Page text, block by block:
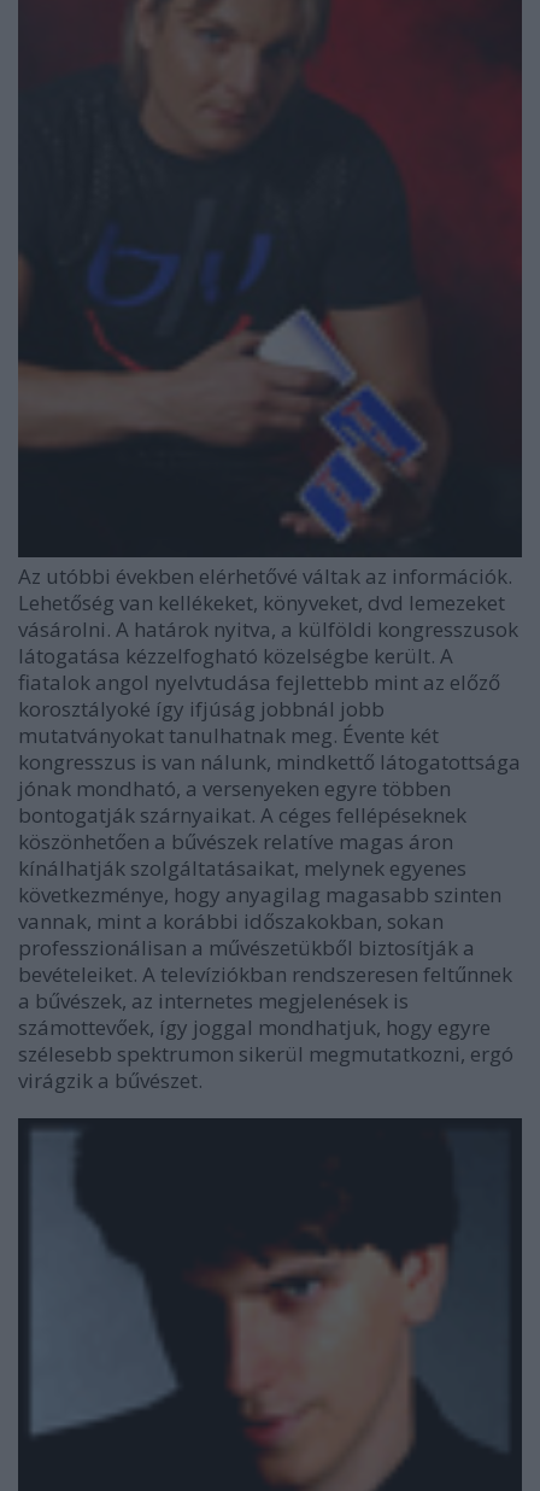
Az utóbbi években elérhetővé váltak az információk.
Lehetőség van kellékeket, könyveket, dvd lemezeket
vásárolni. A határok nyitva, a külföldi kongresszusok
látogatása kézzelfogható közelségbe került. A
fiatalok angol nyelvtudása fejlettebb mint az előző
korosztályoké így ifjúság jobbnál jobb
mutatványokat tanulhatnak meg. Évente két
kongresszus is van nálunk, mindkettő látogatottsága
jónak mondható, a versenyeken egyre többen
bontogatják szárnyaikat. A céges fellépéseknek
köszönhetően a bűvészek relatíve magas áron
kínálhatják szolgáltatásaikat, melynek egyenes
következménye, hogy anyagilag magasabb szinten
vannak, mint a korábbi időszakokban, sokan
professzionálisan a művészetükből biztosítják a
bevételeiket. A televíziókban rendszeresen feltűnnek
a bűvészek, az internetes megjelenések is
számottevőek, így joggal mondhatjuk, hogy egyre
szélesebb spektrumon sikerül megmutatkozni, ergó
virágzik a bűvészet.